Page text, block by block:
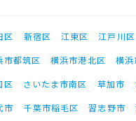
区 新宿区 江東区 江戸川区
市都筑区 横浜市港北区 横浜
区 さいたま市南区 草加市
市 千葉市稲毛区 習志野市